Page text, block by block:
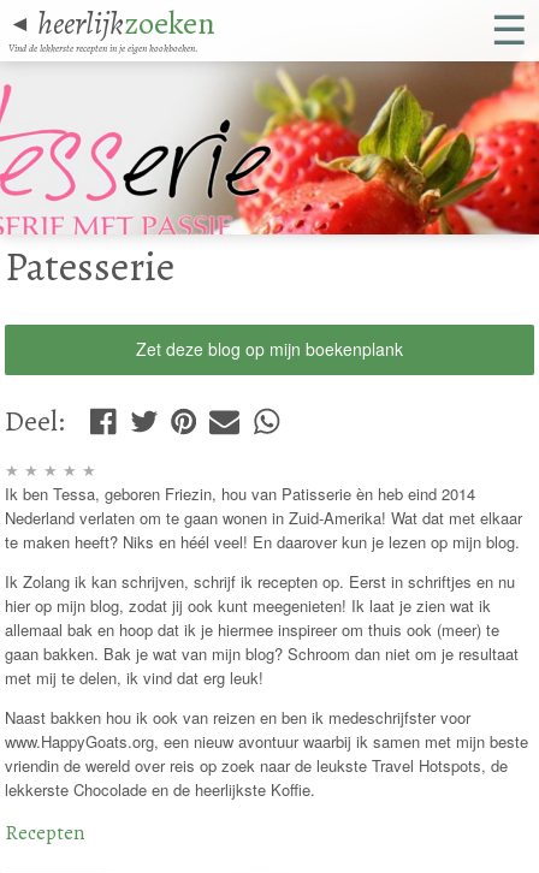
◄ heerlijkzoeken
Vind de lekkerste recepten in je eigen kookboeken. ☰
Patesserie
Zet deze blog op mijn boekenplank
Deel:
★ ★ ★ ★ ★
Ik ben Tessa, geboren Friezin, hou van Patisserie èn heb eind 2014
Nederland verlaten om te gaan wonen in Zuid-Amerika! Wat dat met elkaar
te maken heeft? Niks en héél veel! En daarover kun je lezen op mijn blog.
Ik Zolang ik kan schrijven, schrijf ik recepten op. Eerst in schriftjes en nu
hier op mijn blog, zodat jij ook kunt meegenieten! Ik laat je zien wat ik
allemaal bak en hoop dat ik je hiermee inspireer om thuis ook (meer) te
gaan bakken. Bak je wat van mijn blog? Schroom dan niet om je resultaat
met mij te delen, ik vind dat erg leuk!
Naast bakken hou ik ook van reizen en ben ik medeschrijfster voor
www.HappyGoats.org, een nieuw avontuur waarbij ik samen met mijn beste
vriendin de wereld over reis op zoek naar de leukste Travel Hotspots, de
lekkerste Chocolade en de heerlijkste Koffie.
Recepten